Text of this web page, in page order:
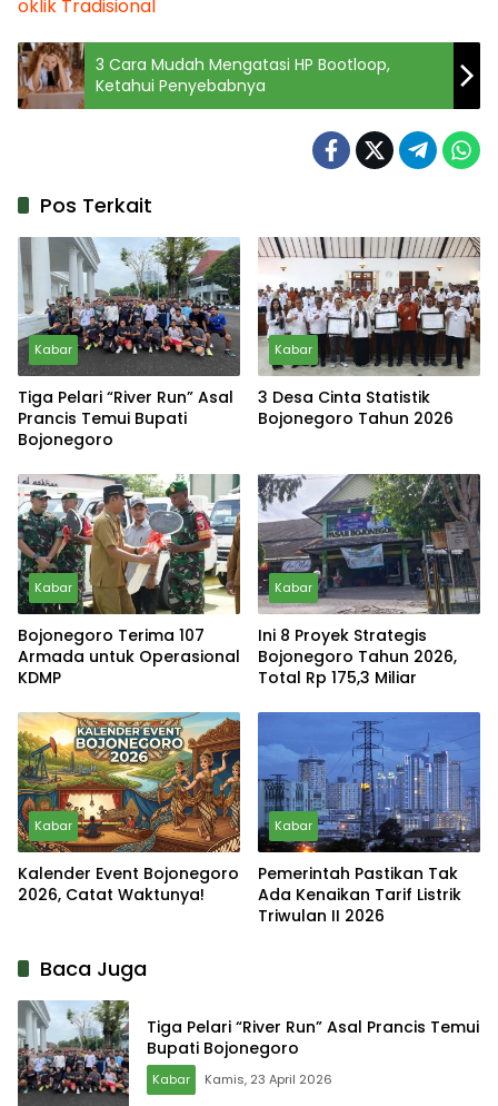
oklik Tradisional
3 Cara Mudah Mengatasi HP Bootloop,
Ketahui Penyebabnya
Pos Terkait
Kabar
Tiga Pelari “River Run” Asal
Prancis Temui Bupati
Bojonegoro
Kabar
3 Desa Cinta Statistik
Bojonegoro Tahun 2026
Kabar
Bojonegoro Terima 107
Armada untuk Operasional
KDMP
Kabar
Ini 8 Proyek Strategis
Bojonegoro Tahun 2026,
Total Rp 175,3 Miliar
Kabar
Kalender Event Bojonegoro
2026, Catat Waktunya!
Kabar
Pemerintah Pastikan Tak
Ada Kenaikan Tarif Listrik
Triwulan II 2026
Baca Juga
Tiga Pelari “River Run” Asal Prancis Temui
Bupati Bojonegoro
Kabar Kamis, 23 April 2026